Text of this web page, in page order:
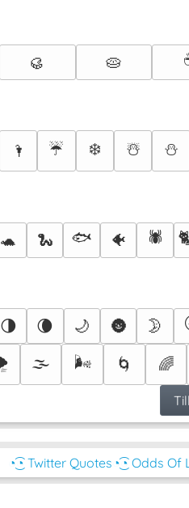
🥮 🥧
🌂 ☔ ❄️ ☃️ ⛄
🐢 🐍 🐟 🐠 🕷️
🌗 🌘 🌙 🌚 🌛
🌫️ 🌬️ 🌀 🌈
◔͜͡◔ Twitter Quotes ◔͜͡◔ Odds Of